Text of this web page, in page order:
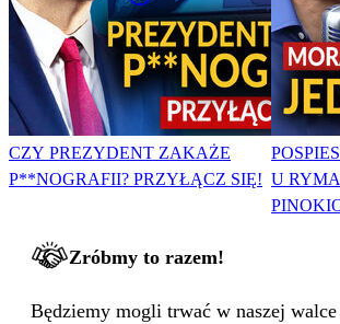
CZY PREZYDENT ZAKAŻE
P**NOGRAFII? PRZYŁĄCZ SIĘ! U
Zróbmy to razem!
Będziemy mogli trwać w naszej